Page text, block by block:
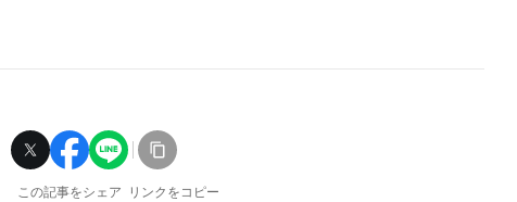
この記事をシェア リンクをコピー